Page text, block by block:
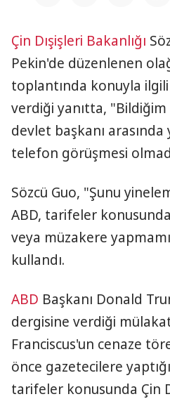
Çin Dışişleri Bakanlığı
Pekin'de düzenlenen
toplantında konuyla
verdiği yanıtta, "Bildiğim
devlet başkanı arasında
telefon görüşmesi
Sözcü Guo, "Şunu
ABD, tarifeler
veya müzakere
kullandı.
ABD Başkanı Donald
dergisine verdiği
Franciscus'un cenaze
önce gazetecilere
tarifeler konusunda Çin